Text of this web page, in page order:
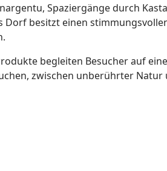
Spaziergänge durch
Dorf besitzt einen
begleiten Besucher auf
zwischen unberührter